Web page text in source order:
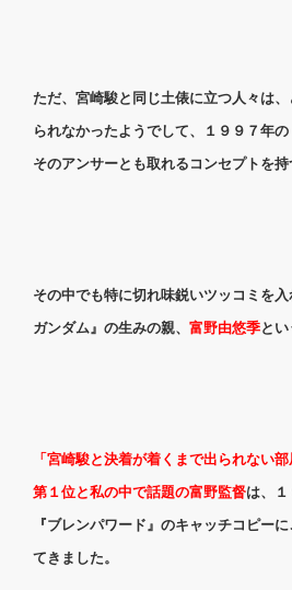
ただ、宮崎駿と同じ土俵に立つ人々は
られなかったようでして、１９９７年の
そのアンサーとも取れるコンセプトを持
その中でも特に切れ味鋭いツッコミを
ガンダム』の生みの親、 富野由悠季とい
「宮崎駿と決着が着くまで出られない
第１位と私の中で話題の富野監督は、
『ブレンパワード』のキャッチコピー
てきました。